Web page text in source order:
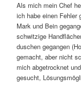
Als mich mein Chef
ich habe einen
Mark und Bein
schwitzige
duschen gegangen
gemacht, aber nicht
mich abgetrocknet
gesucht,